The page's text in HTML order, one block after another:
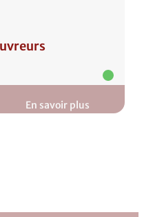
En savoir plus
: